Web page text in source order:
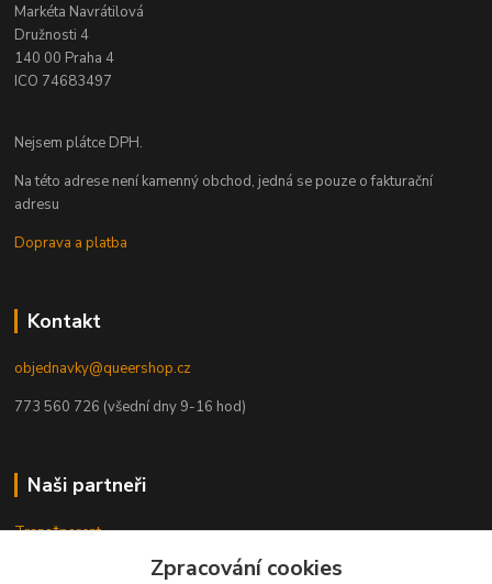
Markéta Navrátilová
Družnosti 4
140 00 Praha 4
ICO 74683497
Nejsem plátce DPH.
Na této adrese není kamenný obchod, jedná se pouze o fakturační
adresu
Doprava a platba
Kontakt
objednavky@queershop.cz
773 560 726 (všední dny 9-16 hod)
Naši partneři
Trans*parent
Zpracování cookies